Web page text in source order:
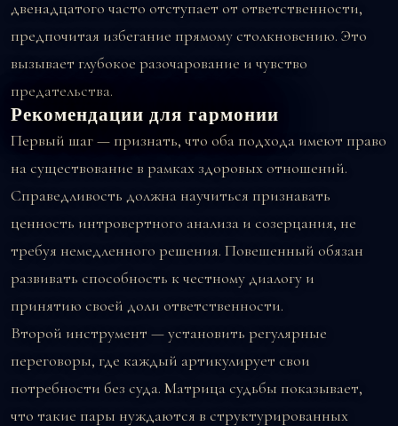
двенадцатого часто отступает от ответственности,
предпочитая избегание прямому столкновению. Это
вызывает глубокое разочарование и чувство
предательства.
Рекомендации для гармонии
Первый шаг — признать, что оба подхода имеют право
на существование в рамках здоровых отношений.
Справедливость должна научиться признавать
ценность интровертного анализа и созерцания, не
требуя немедленного решения. Повешенный обязан
развивать способность к честному диалогу и
принятию своей доли ответственности.
Второй инструмент — установить регулярные
переговоры, где каждый артикулирует свои
потребности без суда. Матрица судьбы показывает,
что такие пары нуждаются в структурированных